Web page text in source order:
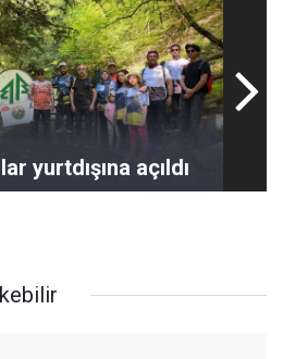
yurtdışına açıldı